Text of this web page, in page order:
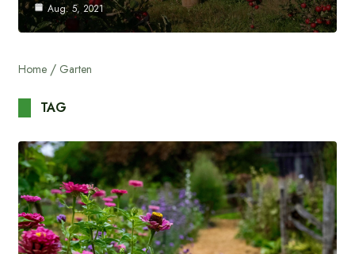
Aug. 5, 2021
Home Garten
TAG